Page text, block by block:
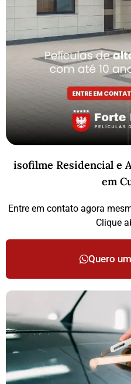
isofilme Residencial e
em
Entre em contato agora
Clique
Quero